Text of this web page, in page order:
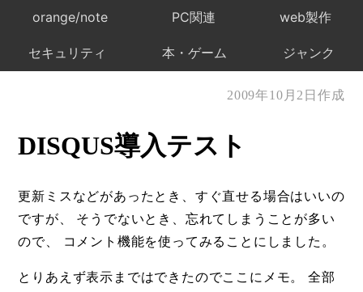
orange/note PC関連 web製作
セキュリティ 本・ゲーム ジャンク
2009年10月2日作成
DISQUS導入テスト
更新ミスなどがあったとき、すぐ直せる場合はいいの
ですが、 そうでないとき、忘れてしまうことが多い
ので、 コメント機能を使ってみることにしました。
とりあえず表示まではできたのでここにメモ。 全部